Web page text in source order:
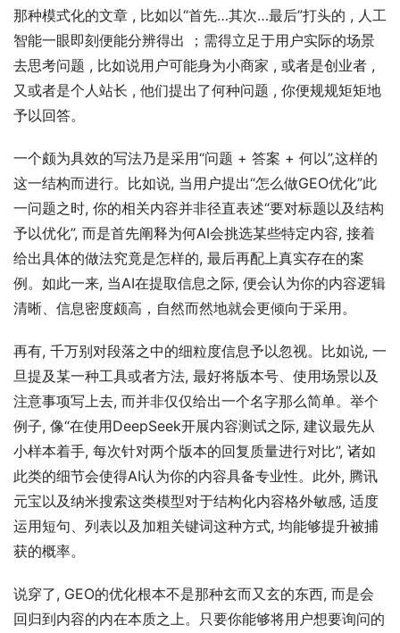
那种模式化的文章 , 比如以“首先…其次…最后”打头的 , 人工
智能一眼即刻便能分辨得出 ；需得立足于用户实际的场景
去思考问题 , 比如说用户可能身为小商家 , 或者是创业者 ,
又或者是个人站长 , 他们提出了何种问题 , 你便规规矩矩地
予以回答。
一个颇为具效的写法乃是采用“问题 + 答案 + 何以”,这样的
这一结构而进行。比如说, 当用户提出“怎么做GEO优化”此
一问题之时, 你的相关内容并非径直表述“要对标题以及结构
予以优化”, 而是首先阐释为何AI会挑选某些特定内容, 接着
给出具体的做法究竟是怎样的, 最后再配上真实存在的案
例。如此一来, 当AI在提取信息之际, 便会认为你的内容逻辑
清晰、信息密度颇高，自然而然地就会更倾向于采用。
再有, 千万别对段落之中的细粒度信息予以忽视。比如说, 一
旦提及某一种工具或者方法, 最好将版本号、使用场景以及
注意事项写上去, 而并非仅仅给出一个名字那么简单。举个
例子, 像“在使用DeepSeek开展内容测试之际, 建议最先从
小样本着手, 每次针对两个版本的回复质量进行对比”, 诸如
此类的细节会使得AI认为你的内容具备专业性。此外, 腾讯
元宝以及纳米搜索这类模型对于结构化内容格外敏感, 适度
运用短句、列表以及加粗关键词这种方式, 均能够提升被捕
获的概率。
说穿了, GEO的优化根本不是那种玄而又玄的东西, 而是会
回归到内容的内在本质之上。只要你能够将用户想要询问的